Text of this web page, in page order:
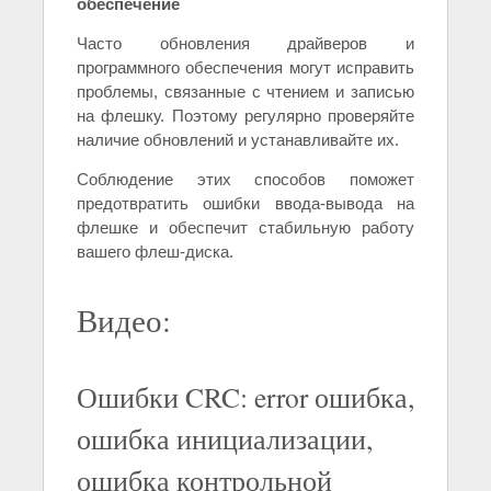
обеспечение
Часто обновления драйверов и
программного обеспечения могут исправить
проблемы, связанные с чтением и записью
на флешку. Поэтому регулярно проверяйте
наличие обновлений и устанавливайте их.
Соблюдение этих способов поможет
предотвратить ошибки ввода-вывода на
флешке и обеспечит стабильную работу
вашего флеш-диска.
Видео:
Ошибки CRC: error ошибка,
ошибка инициализации,
ошибка контрольной